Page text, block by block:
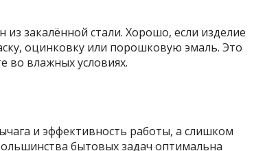
закалённой стали. Хорошо, если изделие
оцинковку или порошковую эмаль. Это
во влажных условиях.
и эффективность работы, а слишком
бытовых задач оптимальна